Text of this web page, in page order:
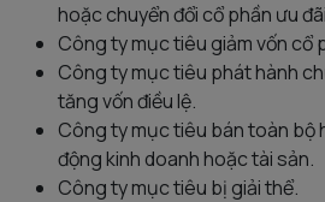
hoặc chuyển đổi cổ phần ưu
Công ty mục tiêu giảm vốn cổ
Công ty mục tiêu phát hành
tăng vốn điều lệ.
Công ty mục tiêu bán toàn bộ
động kinh doanh hoặc tài sản.
Công ty mục tiêu bị giải thể.